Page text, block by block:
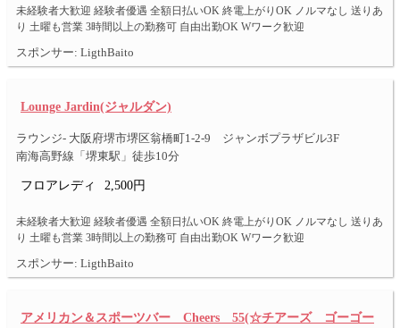
未経験者大歓迎 経験者優遇 全額日払いOK 終電上がりOK ノルマなし 送りあ
り 土曜も営業 3時間以上の勤務可 自由出勤OK Wワーク歓迎
スポンサー: LigthBaito
Lounge Jardin(ジャルダン)
ラウンジ- 大阪府堺市堺区翁橋町1-2-9 ジャンボプラザビル3F
南海高野線「堺東駅」徒歩10分
フロアレディ 2,500円
未経験者大歓迎 経験者優遇 全額日払いOK 終電上がりOK ノルマなし 送りあ
り 土曜も営業 3時間以上の勤務可 自由出勤OK Wワーク歓迎
スポンサー: LigthBaito
アメリカン＆スポーツバー Cheers 55(☆チアーズ ゴーゴー